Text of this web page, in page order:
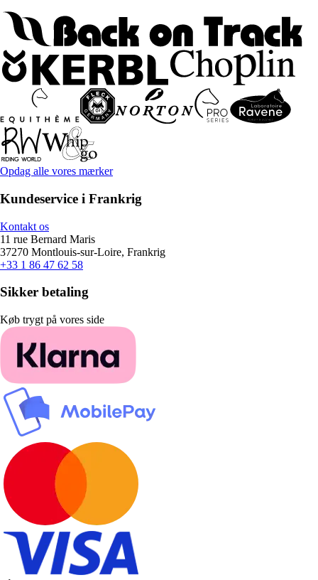
Opdag alle vores mærker
Kundeservice i Frankrig
Kontakt os
11 rue Bernard Maris
37270 Montlouis-sur-Loire, Frankrig
+33 1 86 47 62 58
Sikker betaling
Køb trygt på vores side